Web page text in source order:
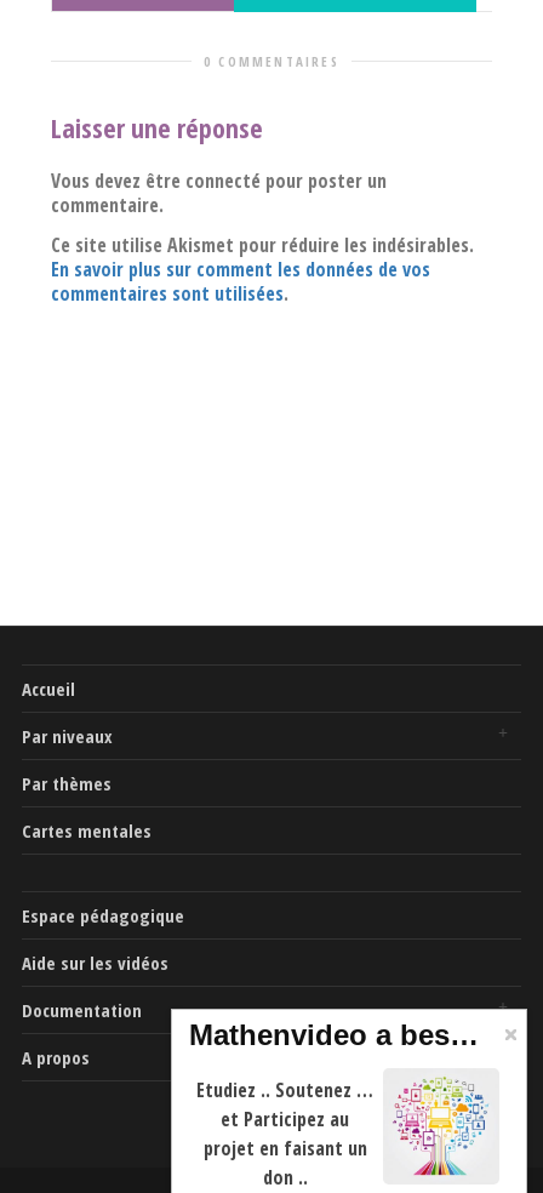
0 COMMENTAIRES
Laisser une réponse
Vous devez être connecté pour poster un
commentaire.
Ce site utilise Akismet pour réduire les indésirables.
En savoir plus sur comment les données de vos
commentaires sont utilisées.
Accueil
Par niveaux
Par thèmes
Cartes mentales
Espace pédagogique
Aide sur les vidéos
Documentation
A propos
Mathenvideo a besoin de vous
Etudiez .. Soutenez …
et Participez au
projet en faisant un
don ..